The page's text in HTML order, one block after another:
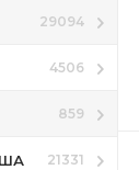
29094
4506
859
21331